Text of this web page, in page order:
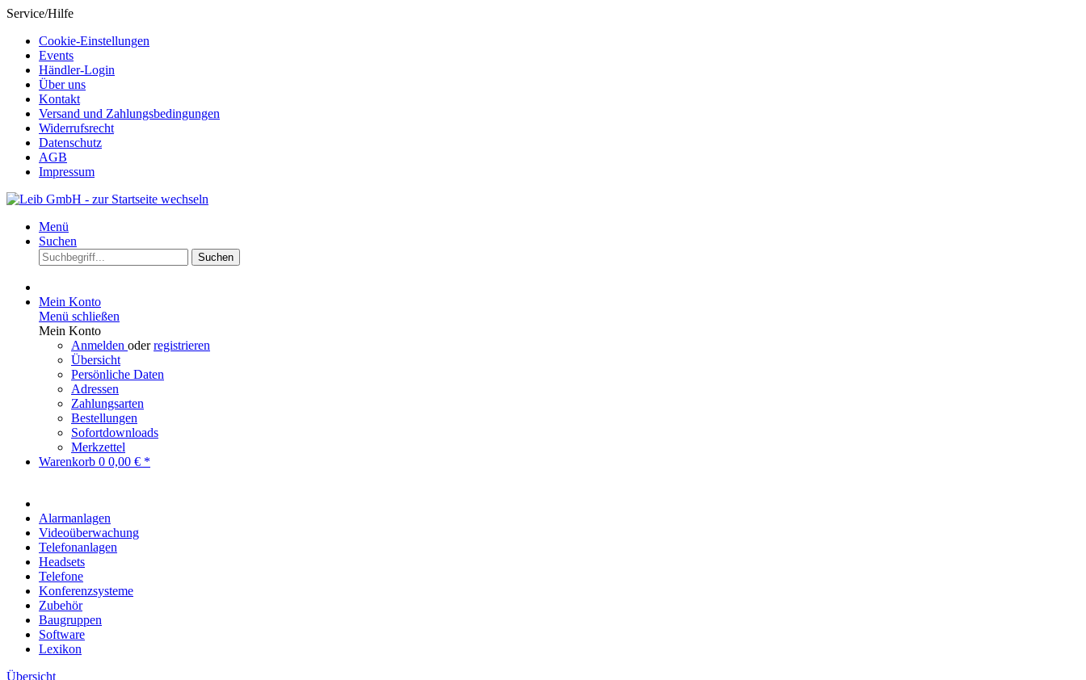
Service/Hilfe
Cookie-Einstellungen
Events
Händler-Login
Über uns
Kontakt
Versand und Zahlungsbedingungen
Widerrufsrecht
Datenschutz
AGB
Impressum
Menü
Suchen
Suchen
Mein Konto
Menü schließen
Mein Konto
Anmelden oderregistrieren
Übersicht
Persönliche Daten
Adressen
Zahlungsarten
Bestellungen
Sofortdownloads
Merkzettel
Warenkorb 0 0,00 € *
Alarmanlagen
Videoüberwachung
Telefonanlagen
Headsets
Telefone
Konferenzsysteme
Zubehör
Baugruppen
Software
Lexikon
Übersicht